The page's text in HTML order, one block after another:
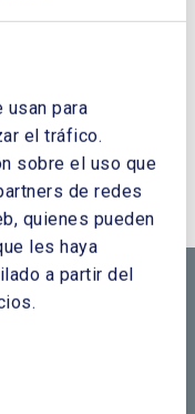
para
el tráfico.
sobre el uso que
de redes
quienes pueden
les haya
a partir del
CON
SI